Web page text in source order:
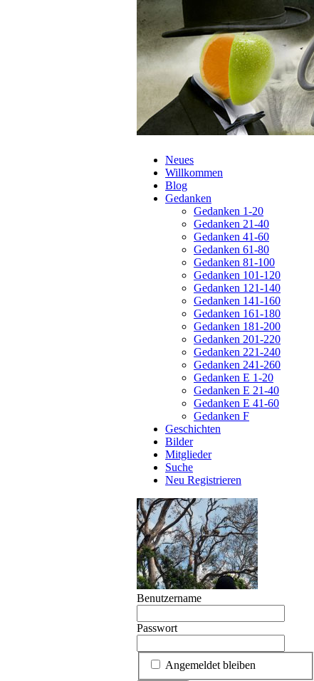
überspringen
Neues
Willkommen
Blog
Gedanken
Gedanken 1-20
Gedanken 21-40
Gedanken 41-60
Gedanken 61-80
Gedanken 81-100
Gedanken 101-120
Gedanken 121-140
Gedanken 141-160
Gedanken 161-180
Gedanken 181-200
Gedanken 201-220
Gedanken 221-240
Gedanken 241-260
Gedanken E 1-20
Gedanken E 21-40
Gedanken E 41-60
Gedanken F
Geschichten
Bilder
Mitglieder
Suche
Neu Registrieren
Benutzername
Passwort
Angemeldet bleiben